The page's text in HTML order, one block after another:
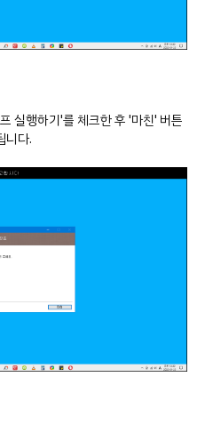
실행하기'를 체크한 후 '마친' 버튼
니다.